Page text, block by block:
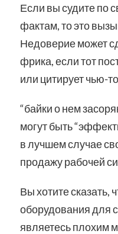
Если вы судите по
фактам, то это
Недоверие может
фрика, если тот
или цитирует чью-
“байки о нем
могут быть
в лучшем случае
продажу рабочей
Вы хотите сказать,
оборудования для
являетесь плохим